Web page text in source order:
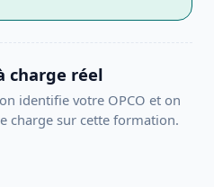
charge réel
identifie votre OPCO et on
charge sur cette formation.